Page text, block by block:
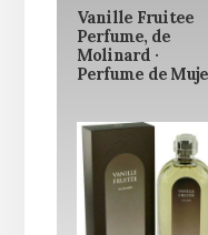
Vanille Fruitee
Perfume, de
Molinard ·
Perfume de